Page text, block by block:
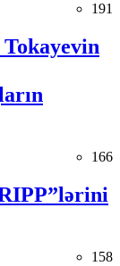
191
166
158